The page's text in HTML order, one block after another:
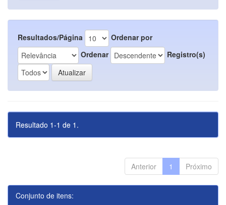
Resultados/Página
Ordenar por
Ordenar
Registro(s)
Resultado 1-1 de 1.
Anterior 1 Próximo
Conjunto de itens: